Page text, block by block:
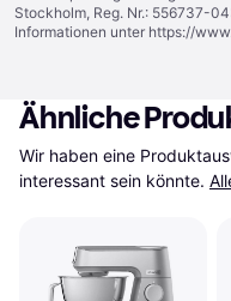
Stockholm, Reg. Nr.: 556737-
Informationen unter https://
Ähnliche
Wir haben eine
interessant sein könnte.